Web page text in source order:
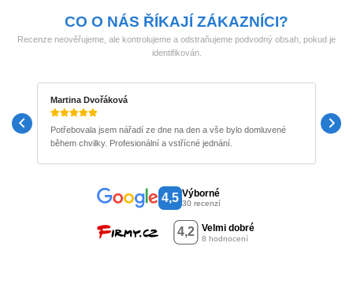
CO O NÁS ŘÍKAJÍ ZÁKAZNÍCI?
Recenze neověřujeme, ale kontrolujeme a odstraňujeme podvodný obsah, pokud je
identifikován.
Martina Dvořáková
Potřebovala jsem nářadí ze dne na den a vše bylo domluvené
během chvilky. Profesionální a vstřícné jednání.
4,5 Výborné
30 recenzí